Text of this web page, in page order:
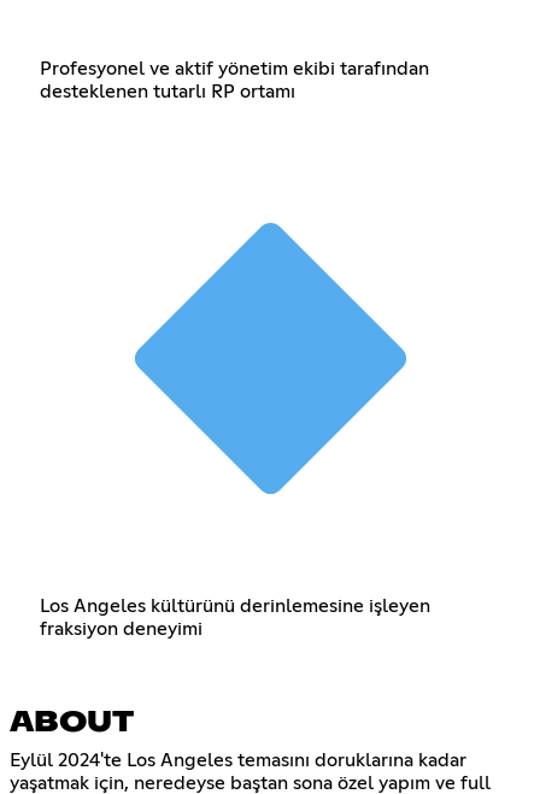
Profesyonel ve aktif yönetim ekibi tarafından
desteklenen tutarlı RP ortamı
Los Angeles kültürünü derinlemesine işleyen
fraksiyon deneyimi
ABOUT
Eylül 2024'te Los Angeles temasını doruklarına kadar
yaşatmak için, neredeyse baştan sona özel yapım ve full